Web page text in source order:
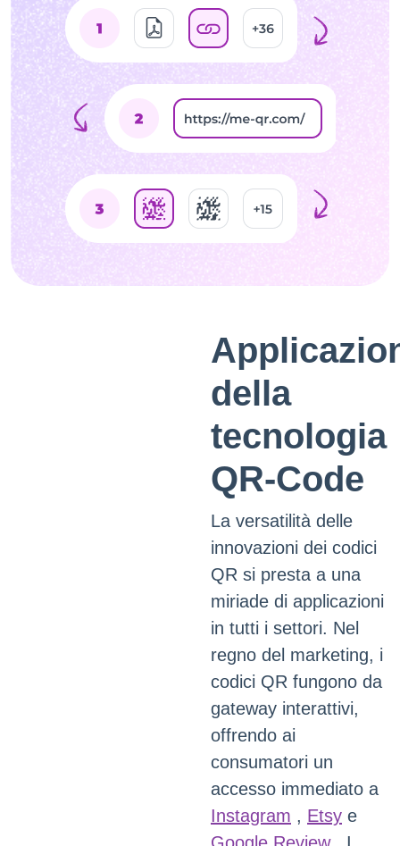
della
tecnologia
QR-Code
La versatilità delle
innovazioni dei codici
QR si presta a una
miriade di applicazioni
in tutti i settori. Nel
regno del marketing, i
codici QR fungono da
gateway interattivi,
offrendo ai
consumatori un
accesso immediato a
Instagram , Etsy e